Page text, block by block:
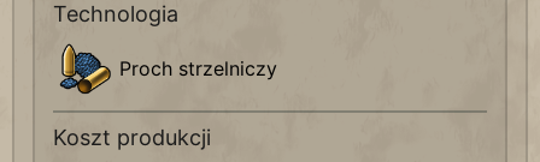
Technologia
Proch strzelniczy
Koszt produkcji